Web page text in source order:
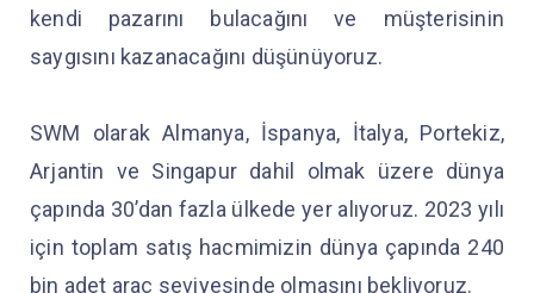
kendi pazarını bulacağını ve müşterisinin
saygısını kazanacağını düşünüyoruz.
SWM olarak Almanya, İspanya, İtalya, Portekiz,
Arjantin ve Singapur dahil olmak üzere dünya
çapında 30’dan fazla ülkede yer alıyoruz. 2023 yılı
için toplam satış hacmimizin dünya çapında 240
bin adet araç seviyesinde olmasını bekliyoruz.